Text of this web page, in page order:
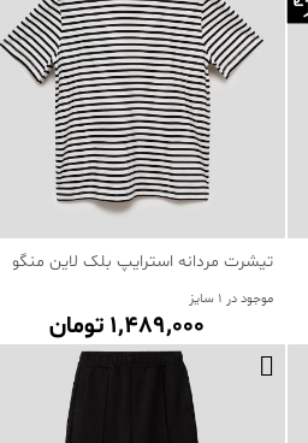
تیشرت مردانه استرایپ بلک لاین منگو
موجود در 1 سایز
1٬489٬000 تومان